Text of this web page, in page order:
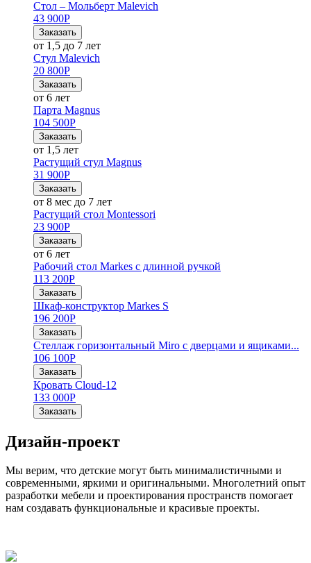
Стол – Мольберт Malevich
43 900Р
Заказать
от 1,5 до 7 лет
Стул Malevich
20 800Р
Заказать
от 6 лет
Парта Magnus
104 500Р
Заказать
от 1,5 лет
Растущий стул Magnus
31 900Р
Заказать
от 8 мес до 7 лет
Растущий стол Montessori
23 900Р
Заказать
от 6 лет
Рабочий стол Markes с длинной ручкой
113 200Р
Заказать
Шкаф-конструктор Markes S
196 200Р
Заказать
Стеллаж горизонтальный Miro с дверцами и ящиками...
106 100Р
Заказать
Кровать Cloud-12
133 000Р
Заказать
Дизайн-проект
Мы верим, что детские могут быть минималистичными и
современными, яркими и оригинальными. Многолетний опыт
разработки мебели и проектирования пространств помогает
нам создавать функциональные и красивые проекты.